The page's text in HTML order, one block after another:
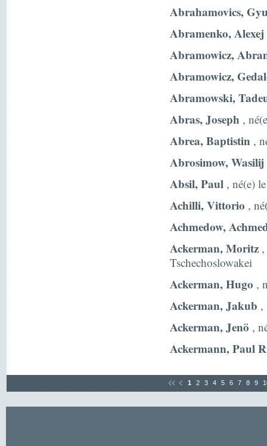
Abrahamovics,
Abramenko, Alexej
Abramowicz,
Abramowicz,
Abramowski,
Abras, Joseph ,
Abrea, Baptistin ,
Abrosimow, Wasilij
Absil, Paul , né(e)
Achilli, Vittorio ,
Achmedow,
Ackerman, Moritz
Tschechoslowakei
Ackerman, Hugo ,
Ackerman, Jakub ,
Ackerman, Jenö ,
Ackermann, Paul
1 2 3 4 5 6 7 8 9